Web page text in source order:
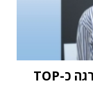
מחקר STKI השנתי: וואן טכנולוגיות דורגה כ-TOP